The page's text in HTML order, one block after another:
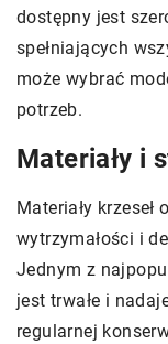
dostępny jest
spełniających
może wybrać
potrzeb.
Materiały i
Materiały
wytrzymałości i
Jednym z
jest trwałe i
regularnej